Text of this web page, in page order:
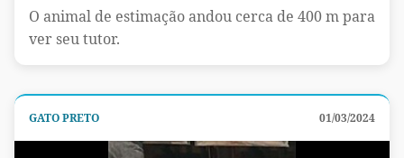
O animal de estimação andou cerca de 400 m para
ver seu tutor.
GATO PRETO 01/03/2024